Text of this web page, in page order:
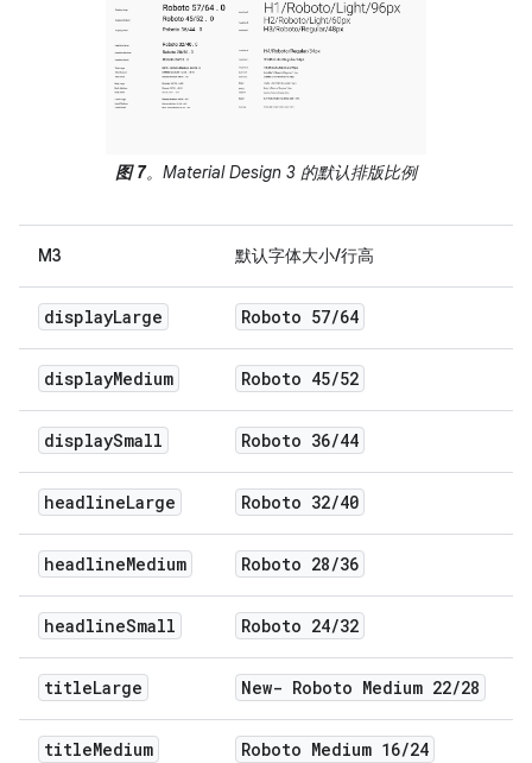
图 7。Material Design 3 的默认排版比例
M3 默认字体大小/行高
displayLarge Roboto 57/64
displayMedium Roboto 45/52
displaySmall Roboto 36/44
headlineLarge Roboto 32/40
headlineMedium Roboto 28/36
headlineSmall Roboto 24/32
titleLarge New- Roboto Medium 22/28
titleMedium Roboto Medium 16/24